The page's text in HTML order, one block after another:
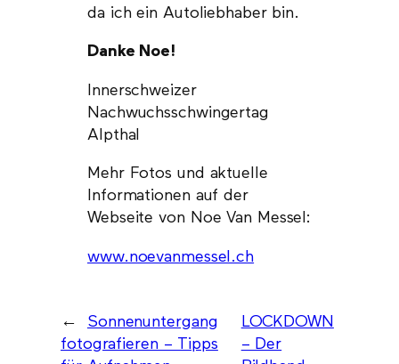
da ich ein Autoliebhaber bin.
Danke Noe!
Innerschweizer
Nachwuchsschwingertag
Alpthal
Mehr Fotos und aktuelle
Informationen auf der
Webseite von Noe Van Messel:
www.noevanmessel.ch
←
Sonnenuntergang
fotografieren – Tipps
LOCKDOWN
– Der